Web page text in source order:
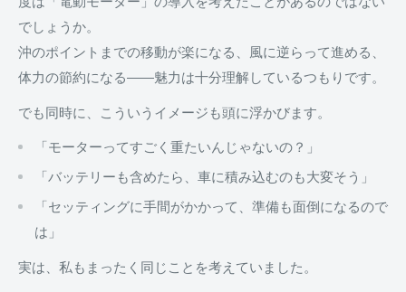
でしょうか。
沖のポイントまでの移動が楽になる、風に逆らって進める、
体力の節約になる――魅力は十分理解しているつもりです。
でも同時に、こういうイメージも頭に浮かびます。
「モーターってすごく重たいんじゃないの？」
「バッテリーも含めたら、車に積み込むのも大変そう」
「セッティングに手間がかかって、準備も面倒になるので
は」
実は、私もまったく同じことを考えていました。